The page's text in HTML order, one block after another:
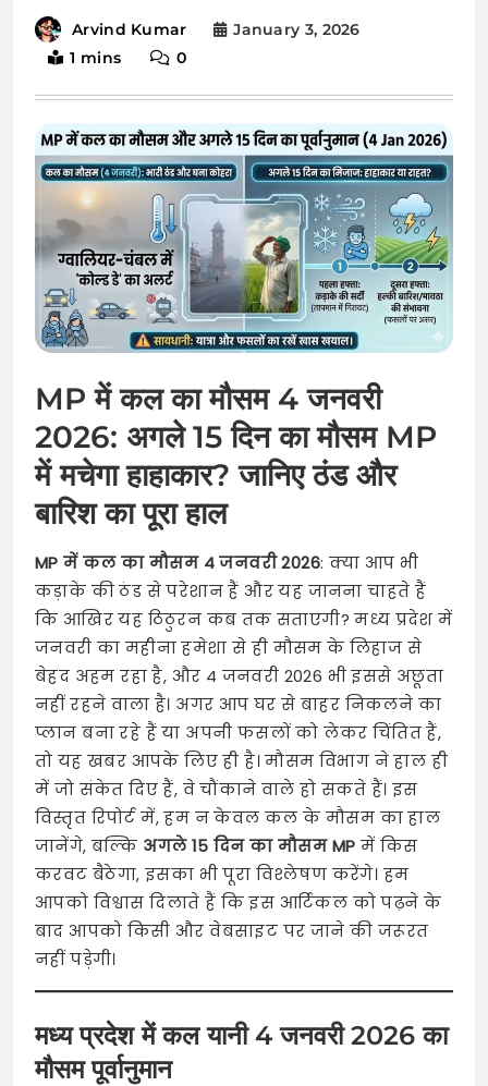
Arvind Kumar
January 3, 2026
1 mins
0
MP में कल का मौसम 4 जनवरी
2026: अगले 15 दिन का मौसम MP
में मचेगा हाहाकार? जानिए ठंड और
बारिश का पूरा हाल
MP में कल का मौसम 4 जनवरी 2026: क्या आप भी
कड़ाके की ठंड से परेशान हैं और यह जानना चाहते हैं
कि आखिर यह ठिठुरन कब तक सताएगी? मध्य प्रदेश में
जनवरी का महीना हमेशा से ही मौसम के लिहाज से
बेहद अहम रहा है, और 4 जनवरी 2026 भी इससे अछूता
नहीं रहने वाला है। अगर आप घर से बाहर निकलने का
प्लान बना रहे हैं या अपनी फसलों को लेकर चिंतित हैं,
तो यह खबर आपके लिए ही है। मौसम विभाग ने हाल ही
में जो संकेत दिए हैं, वे चौंकाने वाले हो सकते हैं। इस
विस्तृत रिपोर्ट में, हम न केवल कल के मौसम का हाल
जानेंगे, बल्कि अगले 15 दिन का मौसम MP में किस
करवट बैठेगा, इसका भी पूरा विश्लेषण करेंगे। हम
आपको विश्वास दिलाते हैं कि इस आर्टिकल को पढ़ने के
बाद आपको किसी और वेबसाइट पर जाने की जरूरत
नहीं पड़ेगी।
मध्य प्रदेश में कल यानी 4 जनवरी 2026 का
मौसम पूर्वानुमान